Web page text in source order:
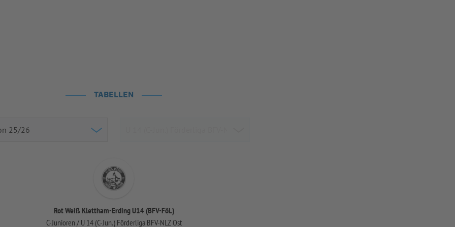
TABELLEN
Rot Weiß Klettham-Erding U14 (BFV-FöL)
C-Junioren / U 14 (C-Jun.) Förderliga BFV-NLZ Ost